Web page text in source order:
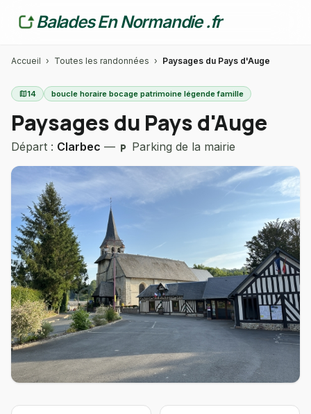
Balades En Normandie .fr
Accueil › Toutes les randonnées › Paysages du Pays d'Auge
map14 boucle horaire bocage patrimoine légende famille
Paysages du Pays d'Auge
Départ : Clarbec — local_parking Parking de la mairie